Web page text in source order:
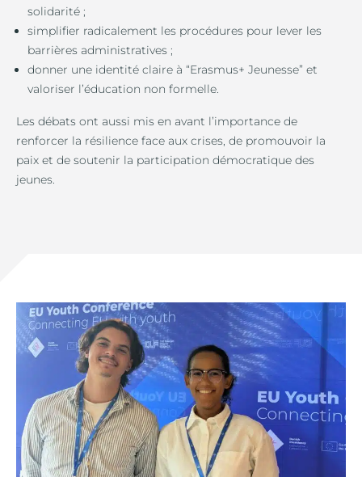
solidarité ;
simplifier radicalement les procédures pour lever les
barrières administratives ;
donner une identité claire à “Erasmus+ Jeunesse” et
valoriser l’éducation non formelle.
Les débats ont aussi mis en avant l’importance de
renforcer la résilience face aux crises, de promouvoir la
paix et de soutenir la participation démocratique des
jeunes.